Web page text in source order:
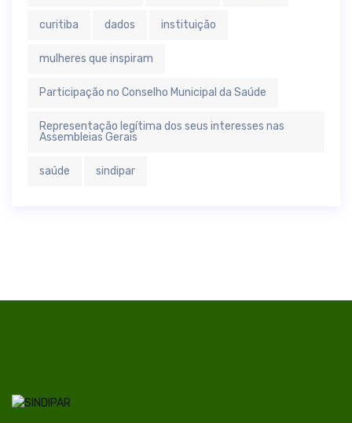
curitiba dados instituição
mulheres que inspiram
Participação no Conselho Municipal da Saúde
Representação legítima dos seus interesses nas
Assembleias Gerais
saúde sindipar